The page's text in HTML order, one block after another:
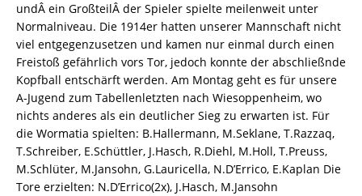
undÂ ein GroßteilÂ der Spieler spielte meilenweit unter
Normalniveau. Die 1914er hatten unserer Mannschaft nicht
viel entgegenzusetzen und kamen nur einmal durch einen
Freistoß gefährlich vors Tor, jedoch konnte der abschließnde
Kopfball entschärft werden. Am Montag geht es für unsere
A-Jugend zum Tabellenletzten nach Wiesoppenheim, wo
nichts anderes als ein deutlicher Sieg zu erwarten ist. Für
die Wormatia spielten: B.Hallermann, M.Seklane, T.Razzaq,
T.Schreiber, E.Schüttler, J.Hasch, R.Diehl, M.Holl, T.Preuss,
M.Schlüter, M.Jansohn, G.Lauricella, N.D’Errico, E.Kaplan Die
Tore erzielten: N.D’Errico(2x), J.Hasch, M.Jansohn